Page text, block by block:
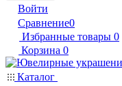
Войти
Сравнение0
Избранные товары 0
Корзина 0
Каталог